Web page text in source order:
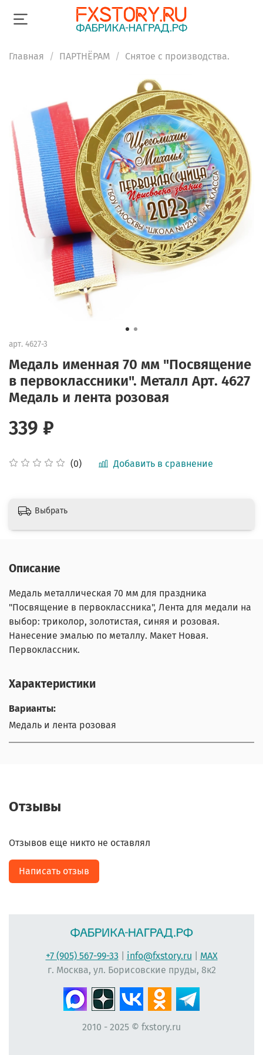
Главная ПАРТНЁРАМ Снятое с производства.
арт. 4627-3
Медаль именная 70 мм "Посвящение
в первоклассники". Металл Арт. 4627
Медаль и лента розовая
(0) Добавить в сравнение
339 ₽
Выбрать
Описание
Медаль металлическая 70 мм для праздника
"Посвящение в первоклассника", Лента для медали на
выбор: триколор, золотистая, синяя и розовая.
Нанесение эмалью по металлу. Макет Новая.
Первоклассник.
Характеристики
Варианты:
Медаль и лента розовая
Отзывы
Отзывов еще никто не оставлял
Написать отзыв
+7 (905) 567-99-33 info@fxstory.ru
MAX
г. Москва, ул. Борисовские пруды, 8к2
2010 - 2025 © fxstory.ru